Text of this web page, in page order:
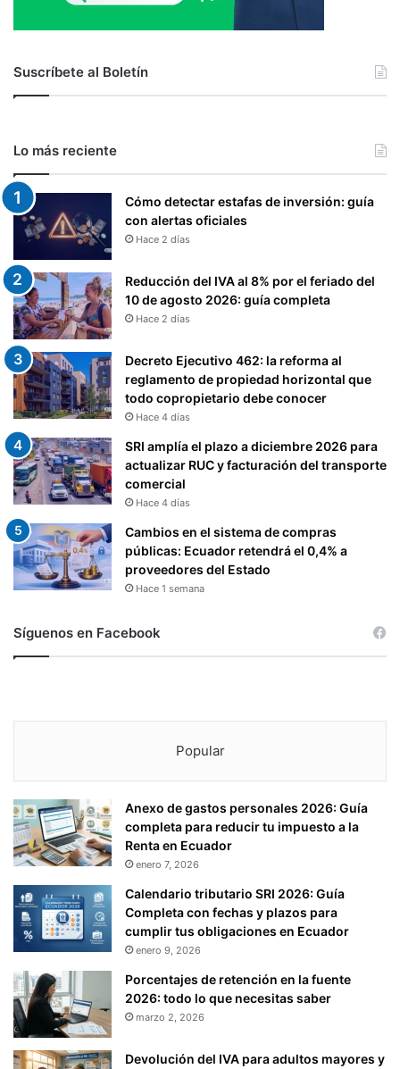
g
1
%
A
Suscríbete al Boletín
Lo más reciente
Cómo detectar estafas de inversión: guía
con alertas oficiales
Hace 2 días
Reducción del IVA al 8% por el feriado del
10 de agosto 2026: guía completa
Hace 2 días
Decreto Ejecutivo 462: la reforma al
reglamento de propiedad horizontal que
todo copropietario debe conocer
Hace 4 días
SRI amplía el plazo a diciembre 2026 para
actualizar RUC y facturación del transporte
comercial
Hace 4 días
Cambios en el sistema de compras
públicas: Ecuador retendrá el 0,4% a
proveedores del Estado
Hace 1 semana
Síguenos en Facebook
Popular
Anexo de gastos personales 2026: Guía
completa para reducir tu impuesto a la
Renta en Ecuador
enero 7, 2026
Calendario tributario SRI 2026: Guía
Completa con fechas y plazos para
cumplir tus obligaciones en Ecuador
enero 9, 2026
Porcentajes de retención en la fuente
2026: todo lo que necesitas saber
marzo 2, 2026
Devolución del IVA para adultos mayores y